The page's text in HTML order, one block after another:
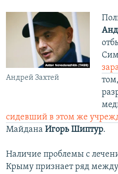
Андрей Захтей
сидевший в этом же
Майдана Игорь Шиптур.
Наличие проблемы с
Крыму признает ряд